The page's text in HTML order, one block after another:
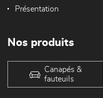
Présentation
Nos produits
Canapés &
fauteuils